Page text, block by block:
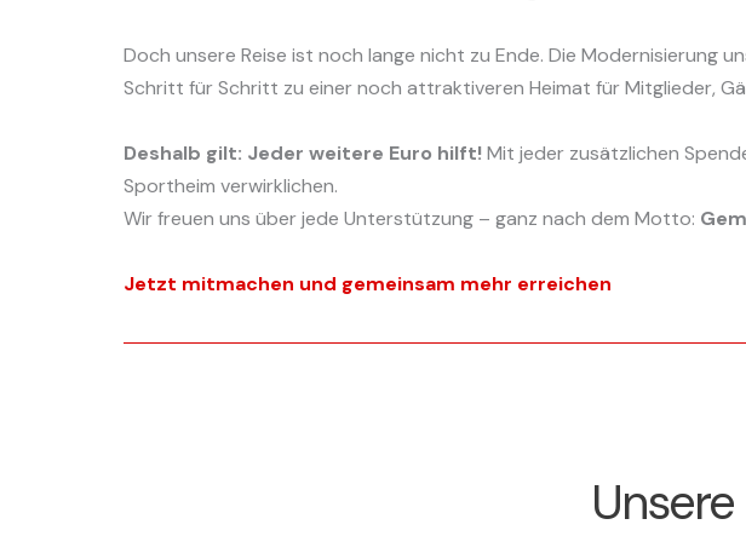
Doch unsere Reise ist noch lange nicht zu Ende. Die Modernisierung
Schritt für Schritt zu einer noch attraktiveren Heimat für Mitglieder,
Deshalb gilt: Jeder weitere Euro hilft!Mit jeder zusätzlichen
Sportheim verwirklichen.
Wir freuen uns über jede Unterstützung – ganz nach dem Motto:
Jetzt mitmachen und gemeinsam mehr erreichen